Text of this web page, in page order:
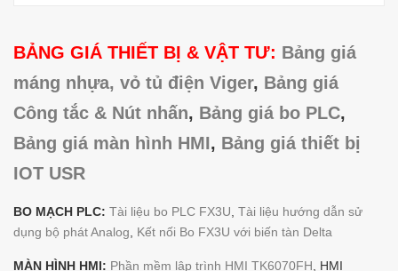
BẢNG GIÁ THIẾT BỊ & VẬT TƯ: Bảng giá
máng nhựa, vỏ tủ điện Viger, Bảng giá
Công tắc & Nút nhấn, Bảng giá bo PLC,
Bảng giá màn hình HMI, Bảng giá thiết bị
IOT USR
BO MẠCH PLC: Tài liệu bo PLC FX3U Tài liệu hướng dẫn sử
dụng bộ phát Analog
Kết nối Bo FX3U với biến tàn Delta
MÀN HÌNH HMI: Phần mềm lập trình HMI TK6070FH , HMI